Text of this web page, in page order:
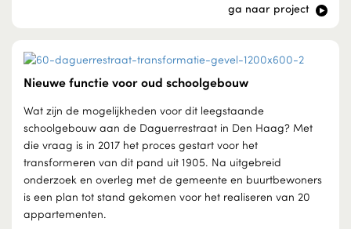
ga naar project
Nieuwe functie voor oud schoolgebouw
Wat zijn de mogelijkheden voor dit leegstaande
schoolgebouw aan de Daguerrestraat in Den Haag? Met
die vraag is in 2017 het proces gestart voor het
transformeren van dit pand uit 1905. Na uitgebreid
onderzoek en overleg met de gemeente en buurtbewoners
is een plan tot stand gekomen voor het realiseren van 20
appartementen.